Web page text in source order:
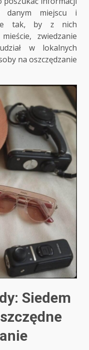
danym miejscu i
tak, by z nich
zwiedzanie
w lokalnych
na oszczędzanie
Siedem